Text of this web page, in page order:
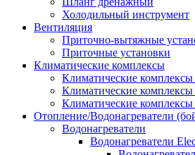
Холодильный инструмент
Вентиляция
Приточно-вытяжные
Приточные установки
Климатические комплексы
Климатические комплексы
Климатические
Климатические комплексы
Отопление/Водонагреватели
Водонагреватели
Водонагреватели